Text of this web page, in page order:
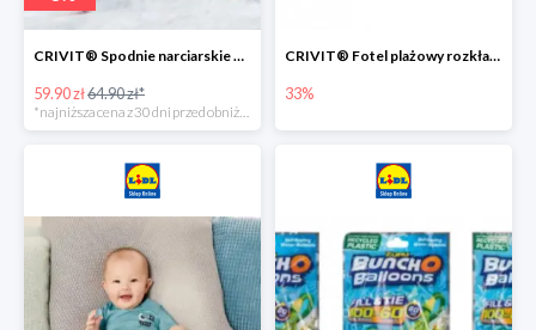
CRIVIT® Spodnie narciarskie dziewczęce
59.90 zł64.90 zł*
*najniższa cena z 30 dni przed obniżką
CRIVIT® Fotel plażowy rozkładany / Brodzik dziecięcy
33%